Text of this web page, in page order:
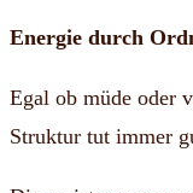
Energie durch
Egal ob müde oder
Struktur tut immer